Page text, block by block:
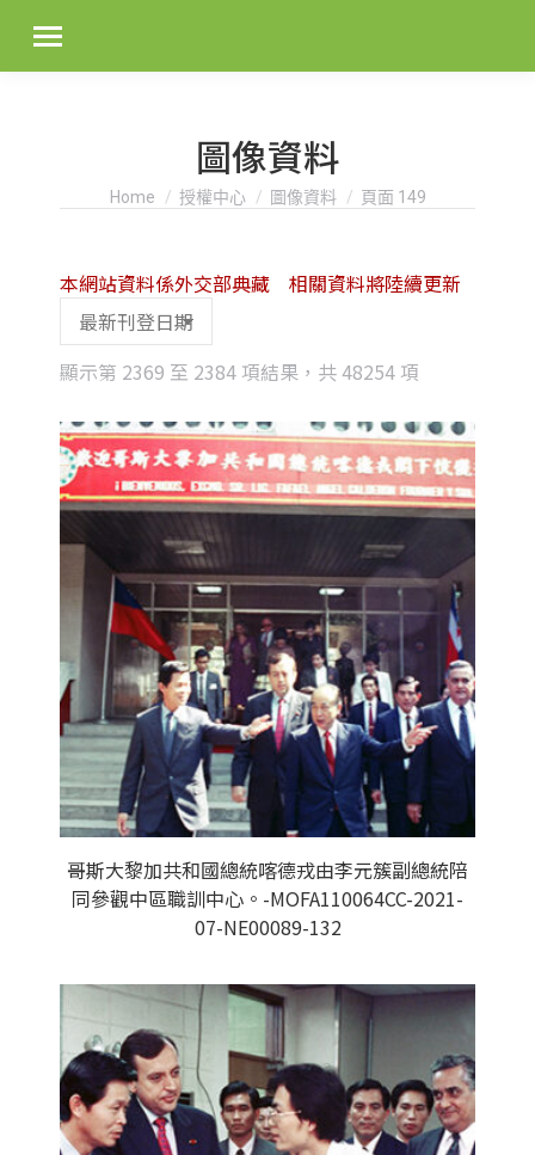
圖像資料
You are here:
Home 授權中心 圖像資料 頁面 149
顯示第 2369 至 2384 項結果，共 48254 項
latest
本網站資料係外交部典藏 相關資料將陸續更新
哥斯大黎加共和國總統喀德戎由李元簇副總統陪
同參觀中區職訓中心。-MOFA110064CC-2021-
07-NE00089-132